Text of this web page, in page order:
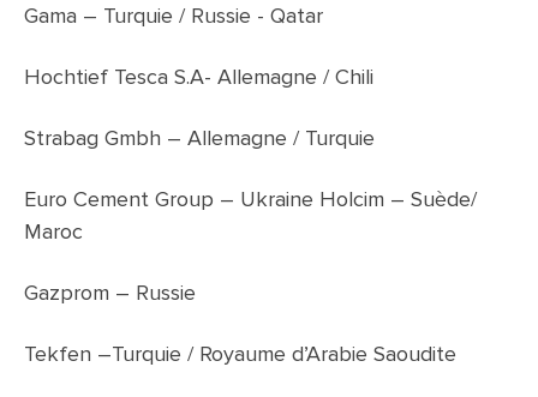
Gama – Turquie / Russie - Qatar
Hochtief Tesca S.A- Allemagne / Chili
Strabag Gmbh – Allemagne / Turquie
Euro Cement Group – Ukraine Holcim – Suède/
Maroc
Gazprom – Russie
Tekfen –Turquie / Royaume d’Arabie Saoudite